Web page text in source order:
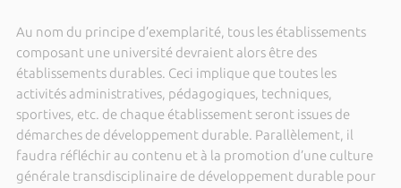
Au nom du principe d’exemplarité, tous les établissements
composant une université devraient alors être des
établissements durables. Ceci implique que toutes les
activités administratives, pédagogiques, techniques,
sportives, etc. de chaque établissement seront issues de
démarches de développement durable. Parallèlement, il
faudra réfléchir au contenu et à la promotion d’une culture
générale transdisciplinaire de développement durable pour